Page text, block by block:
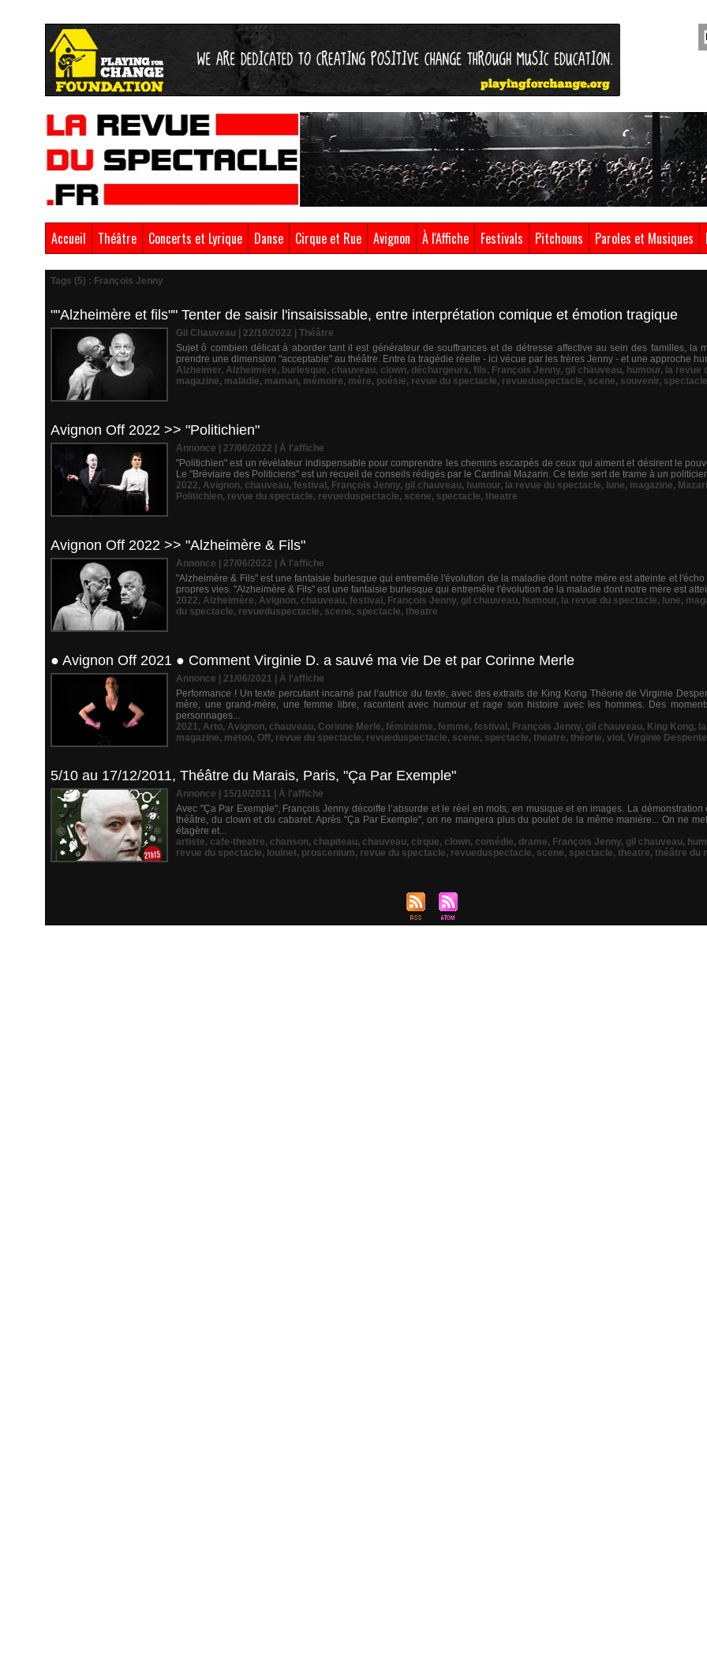
Accueil Théâtre Concerts et Lyrique Danse Cirque et Rue Avignon À l'Affiche Festivals Pitchouns Paroles et Musiques
Tags (5) : François Jenny
""Alzheimère et fils"" Tenter de saisir l'insaisissable, entre interprétation comique et émotion tragique
Gil Chauveau | 22/10/2022
Théâtre
Sujet ô combien délicat à aborder tant il est générateur de souffrances et de détresse affective au sein des familles, la
prendre une dimension "acceptable" au théâtre. Entre la tragédie réelle - ici vécue par les frères Jenny - et une approche
Alzheimer, Alzheimère, burlesque, chauveau, clown, déchargeurs, fils, François Jenny, gil chauveau, humour, la revue
magazine, maladie, maman, mémoire, mère, poésie, revue du spectacle, revueduspectacle, scene, souvenir, spectacle
Avignon Off 2022 >> "Politichien"
Annonce | 27/06/2022
À l'affiche
"Politichien" est un révélateur indispensable pour comprendre les chemins escarpés de ceux qui aiment et désirent le
Le "Bréviaire des Politiciens" est un recueil de conseils rédigés par le Cardinal Mazarin. Ce texte sert de trame à un
2022, Avignon, chauveau, festival , François Jenny, gil chauveau, humour, la revue du spectacle, lune, magazine,
Politichien, revue du spectacle, revueduspectacle, scene, spectacle, theatre
Avignon Off 2022 >> "Alzheimère & Fils"
Annonce | 27/06/2022
À l'affiche
"Alzheimère & Fils" est une fantaisie burlesque qui entremêle l'évolution de la maladie dont notre mère est atteinte et
propres vies. "Alzheimère & Fils" est une fantaisie burlesque qui entremêle l'évolution de la maladie dont notre mère est
2022, Alzheimère, Avignon, chauveau, festival , François Jenny, gil chauveau, humour, la revue du spectacle, lune,
du spectacle, revueduspectacle, scene, spectacle, theatre
● Avignon Off 2021 ● Comment Virginie D. a sauvé ma vie De et par Corinne Merle
Annonce | 21/06/2021
À l'affiche
Performance ! Un texte percutant incarné par l’autrice du texte, avec des extraits de King Kong Théorie de Virginie
mère, une grand-mère, une femme libre, racontent avec humour et rage son histoire avec les hommes. Des
personnages...
2021, Arto, Avignon, chauveau, Corinne Merle, féminisme, femme, festival , François Jenny, gil chauveau, King Kong,
magazine, metoo, Off, revue du spectacle, revueduspectacle, scene, spectacle, theatre, théorie, viol , Virginie
5/10 au 17/12/2011, Théâtre du Marais, Paris, "Ça Par Exemple"
Annonce | 15/10/2011
À l'affiche
Avec "Ça Par Exemple", François Jenny décoiffe l’absurde et le réel en mots, en musique et en images. La
théâtre, du clown et du cabaret. Après "Ça Par Exemple", on ne mangera plus du poulet de la même manière... On ne
étagère et...
artiste, cafe-theatre, chanson, chapiteau, chauveau, cirque, clown, comédie, drame, François Jenny, gil chauveau,
revue du spectacle, louinet, proscenium, revue du spectacle, revueduspectacle, scene, spectacle, theatre, théâtre du